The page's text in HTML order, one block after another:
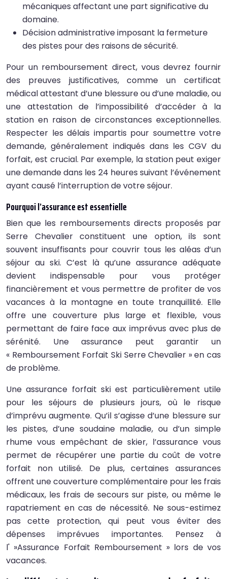
mécaniques affectant une part significative du
domaine.
Décision administrative imposant la fermeture
des pistes pour des raisons de sécurité.
Pour un remboursement direct, vous devrez fournir
des preuves justificatives, comme un certificat
médical attestant d’une blessure ou d’une maladie, ou
une attestation de l’impossibilité d’accéder à la
station en raison de circonstances exceptionnelles.
Respecter les délais impartis pour soumettre votre
demande, généralement indiqués dans les CGV du
forfait, est crucial. Par exemple, la station peut exiger
une demande dans les 24 heures suivant l’événement
ayant causé l’interruption de votre séjour.
Pourquoi l’assurance est essentielle
Bien que les remboursements directs proposés par
Serre Chevalier constituent une option, ils sont
souvent insuffisants pour couvrir tous les aléas d’un
séjour au ski. C’est là qu’une assurance adéquate
devient indispensable pour vous protéger
financièrement et vous permettre de profiter de vos
vacances à la montagne en toute tranquillité. Elle
offre une couverture plus large et flexible, vous
permettant de faire face aux imprévus avec plus de
sérénité. Une assurance peut garantir un
« Remboursement Forfait Ski Serre Chevalier » en cas
de problème.
Une assurance forfait ski est particulièrement utile
pour les séjours de plusieurs jours, où le risque
d’imprévu augmente. Qu’il s’agisse d’une blessure sur
les pistes, d’une soudaine maladie, ou d’un simple
rhume vous empêchant de skier, l’assurance vous
permet de récupérer une partie du coût de votre
forfait non utilisé. De plus, certaines assurances
offrent une couverture complémentaire pour les frais
médicaux, les frais de secours sur piste, ou même le
rapatriement en cas de nécessité. Ne sous-estimez
pas cette protection, qui peut vous éviter des
dépenses imprévues importantes. Pensez à
l' »Assurance Forfait Remboursement » lors de vos
vacances.